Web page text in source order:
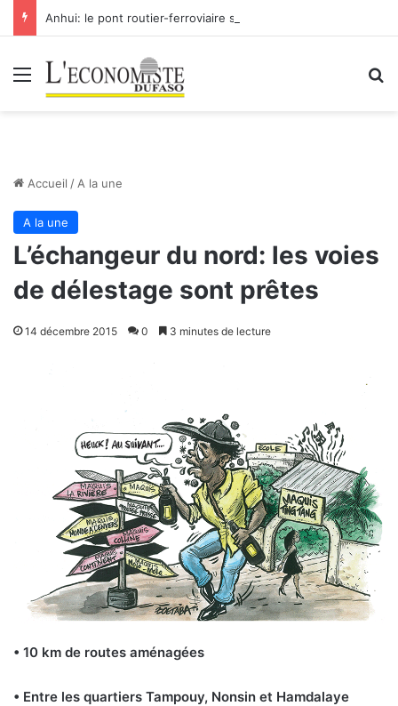
Menu
Accueil / A la une
A la une
L’échangeur du nord: les voies
de délestage sont prêtes
14 décembre 2015 0 3 minutes de lecture
• 10 km de routes aménagées
• Entre les quartiers Tampouy, Nonsin et Hamdalaye